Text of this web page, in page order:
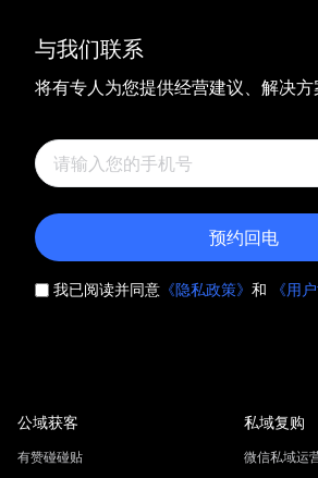
与我们联系
将有专人为您提供经营建议、解决
预约回电
我已阅读并同意 《隐私政策》 和 《用
公域获客
有赞碰碰贴
私域复购
微信私域运